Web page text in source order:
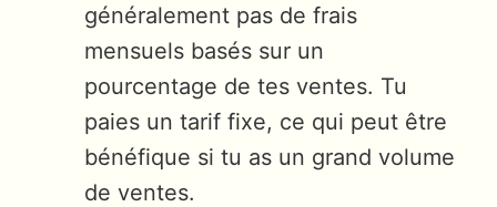
généralement pas de frais
mensuels basés sur un
pourcentage de tes ventes. Tu
paies un tarif fixe, ce qui peut être
bénéfique si tu as un grand volume
de ventes.